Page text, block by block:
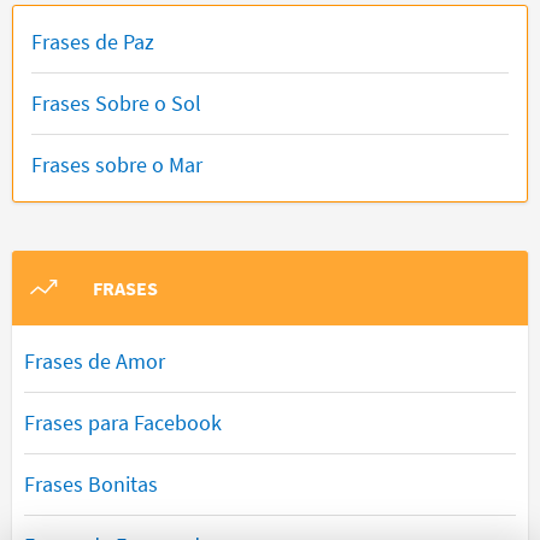
Frases de Paz
Frases Sobre o Sol
Frases sobre o Mar
FRASES
Frases de Amor
Frases para Facebook
Frases Bonitas